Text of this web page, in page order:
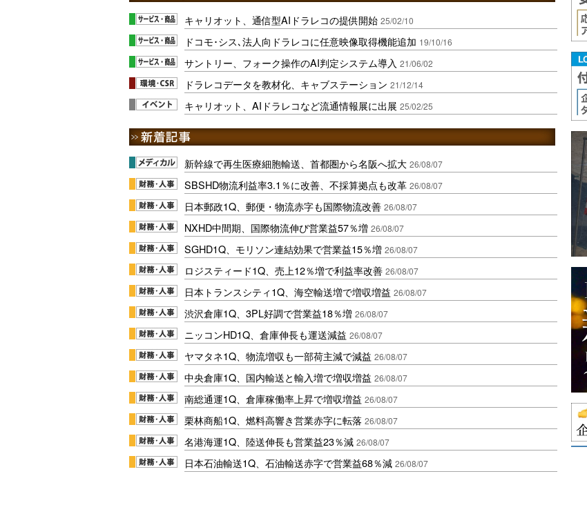
キャリオット、通信型AIドラレコの提供開始 25/02/10
ドコモ･シス､法人向ドラレコに任意映像取得機能追加 19/10/16
サントリー、フォーク操作のAI判定システム導入 21/06/02
ドラレコデータを教材化、キャブステーション 21/12/14
キャリオット、AIドラレコなど流通情報展に出展 25/02/25
新幹線で再生医療細胞輸送、首都圏から名阪へ拡大 26/08/07
SBSHD物流利益率3.1％に改善、不採算拠点も改革 26/08/07
日本郵政1Q、郵便・物流赤字も国際物流改善 26/08/07
NXHD中間期、国際物流伸び営業益57％増 26/08/07
SGHD1Q、モリソン連結効果で営業益15％増 26/08/07
ロジスティード1Q、売上12％増で利益率改善 26/08/07
日本トランスシティ1Q、海空輸送増で増収増益 26/08/07
渋沢倉庫1Q、3PL好調で営業益18％増 26/08/07
ニッコンHD1Q、倉庫伸長も運送減益 26/08/07
ヤマタネ1Q、物流増収も一部荷主減で減益 26/08/07
中央倉庫1Q、国内輸送と輸入増で増収増益 26/08/07
南総通運1Q、倉庫稼働率上昇で増収増益 26/08/07
栗林商船1Q、燃料高響き営業赤字に転落 26/08/07
名港海運1Q、陸送伸長も営業益23％減 26/08/07
日本石油輸送1Q、石油輸送赤字で営業益68％減 26/08/07